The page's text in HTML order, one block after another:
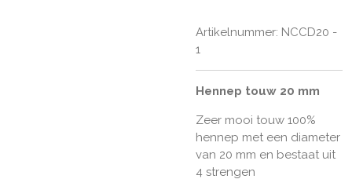
Artikelnummer: NCCD20 -
1
Hennep touw 20 mm
Zeer mooi touw 100%
hennep met een diameter
van 20 mm en bestaat uit
4 strengen